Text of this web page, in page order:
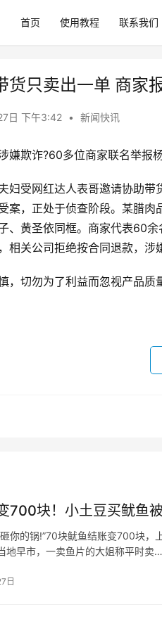
首页 使用教程 联系我们
货只卖出一单 商家
日 下午3:42 • 新闻快讯
嫌欺诈?60多位商家联名举报
妇受网红达人表哥邀请协助
案，正处于侦查阶段。某腊
、黄圣依同框。商家代表60
相关公司拒绝按合同退款，涉
，切勿为了利益而忽视产品
700块！小土豆买鱿鱼
你的锅!”70块鱿鱼结账变700块
地早市，一卖鱼片的大姐称平时卖…
日